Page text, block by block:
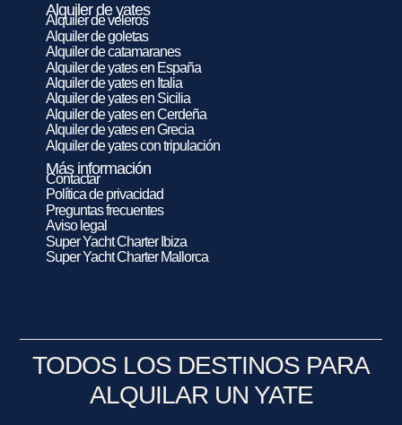
Alquiler de yates
Alquiler de veleros
Alquiler de goletas
Alquiler de catamaranes
Alquiler de yates en España
Alquiler de yates en Italia
Alquiler de yates en Sicilia
Alquiler de yates en Cerdeña
Alquiler de yates en Grecia
Alquiler de yates con tripulación
Más información
Contactar
Política de privacidad
Preguntas frecuentes
Aviso legal
Super Yacht Charter Ibiza
Super Yacht Charter Mallorca
TODOS LOS DESTINOS PARA
ALQUILAR UN YATE